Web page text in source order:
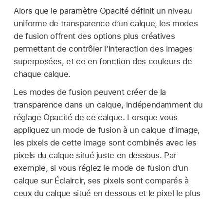
Alors que le paramètre Opacité définit un niveau
uniforme de transparence d’un calque, les modes
de fusion offrent des options plus créatives
permettant de contrôler l’interaction des images
superposées, et ce en fonction des couleurs de
chaque calque.
Les modes de fusion peuvent créer de la
transparence dans un calque, indépendamment du
réglage Opacité de ce calque. Lorsque vous
appliquez un mode de fusion à un calque d’image,
les pixels de cette image sont combinés avec les
pixels du calque situé juste en dessous. Par
exemple, si vous réglez le mode de fusion d’un
calque sur Éclaircir, ses pixels sont comparés à
ceux du calque situé en dessous et le pixel le plus